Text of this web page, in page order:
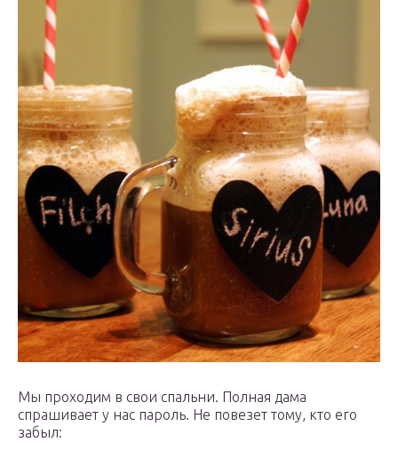
Мы проходим в свои спальни. Полная дама
спрашивает у нас пароль. Не повезет тому, кто его
забыл: